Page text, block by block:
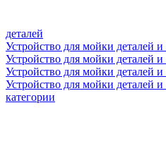
деталей
Устройство для мойки деталей
Устройство для мойки деталей
Устройство для мойки деталей
Устройство для мойки деталей
категории